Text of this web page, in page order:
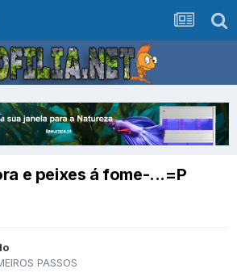
e peixes á fome-...=P
PASSOS